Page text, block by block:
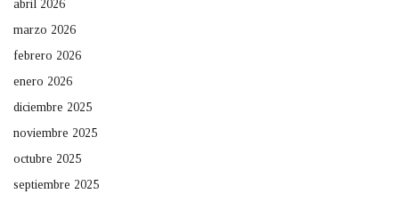
abril 2026
marzo 2026
febrero 2026
enero 2026
diciembre 2025
noviembre 2025
octubre 2025
septiembre 2025